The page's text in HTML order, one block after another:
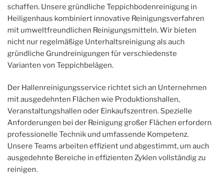
schaffen. Unsere gründliche Teppichbodenreinigung in
Heiligenhaus kombiniert innovative Reinigungsverfahren
mit umweltfreundlichen Reinigungsmitteln. Wir bieten
nicht nur regelmäßige Unterhaltsreinigung als auch
gründliche Grundreinigungen für verschiedenste
Varianten von Teppichbelägen.
Der Hallenreinigungsservice richtet sich an Unternehmen
mit ausgedehnten Flächen wie Produktionshallen,
Veranstaltungshallen oder Einkaufszentren. Spezielle
Anforderungen bei der Reinigung großer Flächen erfordern
professionelle Technik und umfassende Kompetenz.
Unsere Teams arbeiten effizient und abgestimmt, um auch
ausgedehnte Bereiche in effizienten Zyklen vollständig zu
reinigen.